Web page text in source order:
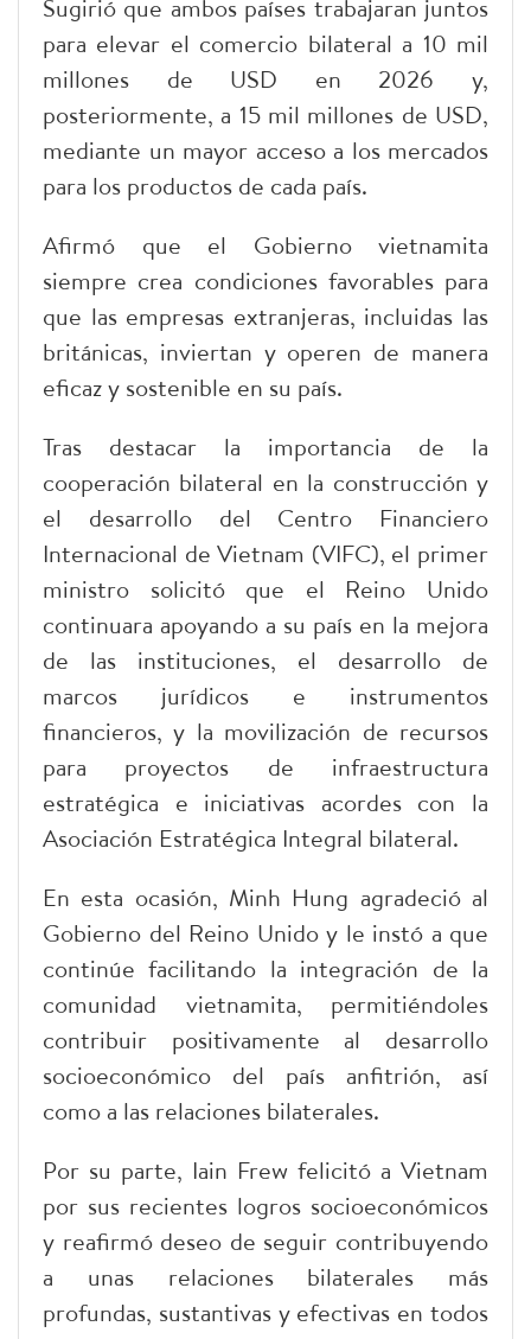
Sugirió que ambos países trabajaran juntos
para elevar el comercio bilateral a 10 mil
millones de USD en 2026 y,
posteriormente, a 15 mil millones de USD,
mediante un mayor acceso a los mercados
para los productos de cada país.
​Afirmó que el Gobierno vietnamita
siempre crea condiciones favorables para
que las empresas extranjeras, incluidas las
británicas, inviertan y operen de manera
eficaz y sostenible en su país.
Tras destacar la importancia de la
cooperación bilateral en la construcción y
el desarrollo del Centro Financiero
Internacional de Vietnam (VIFC), el primer
ministro solicitó que el Reino Unido
continuara apoyando a su país en la mejora
de las instituciones, el desarrollo de
marcos jurídicos e instrumentos
financieros, y la movilización de recursos
para proyectos de infraestructura
estratégica e iniciativas acordes con la
Asociación Estratégica Integral bilateral.
En esta ocasión, Minh Hung agradeció al
Gobierno del Reino Unido y le instó a que
continúe facilitando la integración de la
comunidad vietnamita, permitiéndoles
contribuir positivamente al desarrollo
socioeconómico del país anfitrión, así
como a las relaciones bilaterales.
​Por su parte, Iain Frew felicitó a Vietnam
por sus recientes logros socioeconómicos
y reafirmó deseo de seguir contribuyendo
a unas relaciones bilaterales más
profundas, sustantivas y efectivas en todos